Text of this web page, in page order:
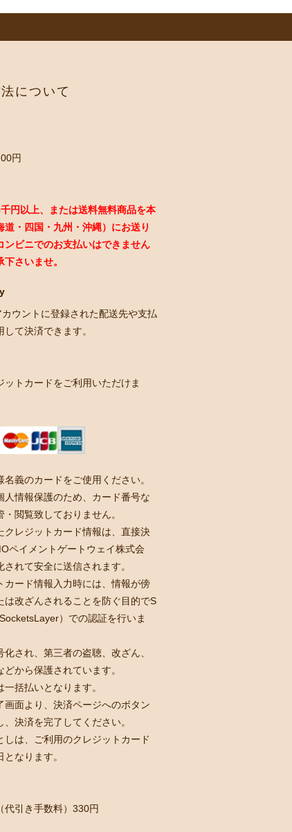
について
円
円以上、または送料無料商品を本
道・四国・九州・沖縄）にお送り
ンビニでのお支払いはできません
さいませ。
ウントに登録された配送先や支払
して決済できます。
ットカードをご利用いただけま
義のカードをご使用ください。
情報保護のため、カード番号な
・閲覧致しておりません。
レジットカード情報は、直接決
ペイメントゲートウェイ株式会
されて安全に送信されます。
ード情報入力時には、情報が傍
は改ざんされることを防ぐ目的でS
）での認証を行いま
され、第三者の盗聴、改ざん、
どから保護されています。
括払いとなります。
面より、決済ページへのボタン
、決済を完了してください。
は、ご利用のクレジットカード
となります。
代引き手数料）330円